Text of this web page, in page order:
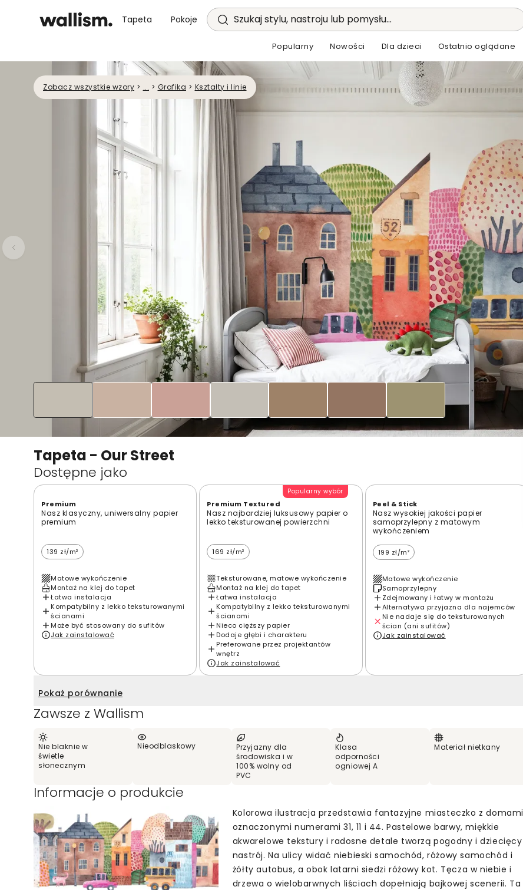
Tapeta Pokoje Szukaj stylu, nastroju lub pomysłu...
Popularny Nowości Dla dzieci Ostatnio oglądane
Zobacz wszystkie wzory > ... > Grafika > Kształty i linie
Tapeta - Our Street
Dostępne jako
Premium
Nasz klasyczny, uniwersalny papier
premium
139 zł/m²
Matowe wykończenie
Montaż na klej do tapet
Łatwa instalacja
Kompatybilny z lekko teksturowanymi
ścianami
Może być stosowany do sufitów
Jak zainstalować
Popularny wybór
Premium Textured
Nasz najbardziej luksusowy papier o
lekko teksturowanej powierzchni
169 zł/m²
Teksturowane, matowe wykończenie
Montaż na klej do tapet
Łatwa instalacja
Kompatybilny z lekko teksturowanymi
ścianami
Nieco cięższy papier
Dodaje głębi i charakteru
Preferowane przez projektantów
wnętrz
Jak zainstalować
Peel & Stick
Nasz wysokiej jakości papier
samoprzylepny z matowym
wykończeniem
199 zł/m²
Matowe wykończenie
Samoprzylepny
Zdejmowany i łatwy w montażu
Alternatywa przyjazna dla najemców
Nie nadaje się do teksturowanych
ścian (ani sufitów)
Jak zainstalować
Pokaż porównanie
Zawsze z Wallism
Nie blaknie w
świetle
słonecznym
Nieodblaskowy
Przyjazny dla
środowiska i w
100% wolny od
PVC
Klasa
odporności
ogniowej A
Materiał nietkany
Informacje o produkcie
Kolorowa ilustracja przedstawia fantazyjne miasteczko z domami
oznaczonymi numerami 31, 11 i 44. Pastelowe barwy, miękkie
akwarelowe tekstury i radosne detale tworzą pogodny i dziecięcy
nastrój. Na ulicy widać niebieski samochód, różowy samochód i
żółty autobus, a obok latarni siedzi różowy kot. Tęcza w niebie i
drzewa o wielobarwnych liściach dopełniają bajkowej scenerii. Ta